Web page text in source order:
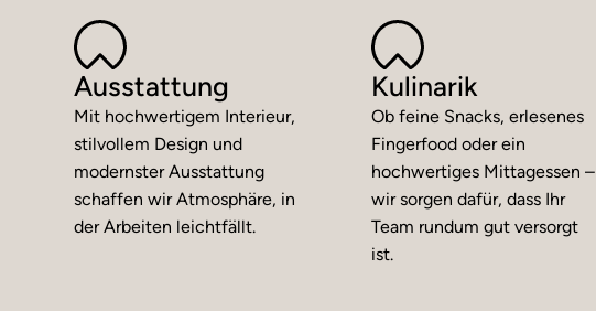
Ausstattung
Mit hochwertigem Interieur,
stilvollem Design und
modernster Ausstattung
schaffen wir Atmosphäre, in
der Arbeiten leichtfällt.
Kulinarik
Ob feine Snacks, erlesenes
Fingerfood oder ein
hochwertiges Mittagessen –
wir sorgen dafür, dass Ihr
Team rundum gut versorgt
ist.